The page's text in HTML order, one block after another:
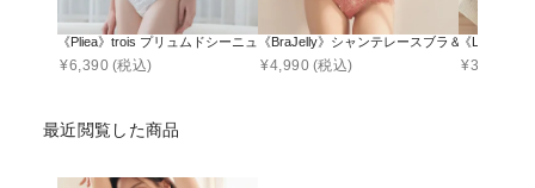
《Pliea》trois プリュムドシーニュブラ&ショーツ
¥6,390 (税込)
《BraJelly》シャンテレースブラ＆ショーツ
¥4,990 (税込)
《Leene》
¥3,990
最近閲覧した商品